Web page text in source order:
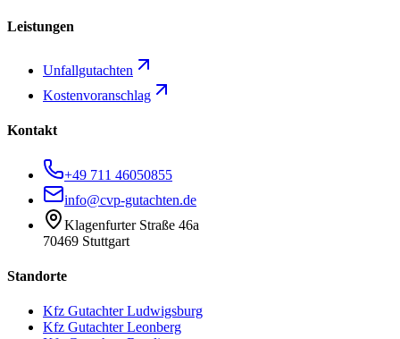
Leistungen
Unfallgutachten
Kostenvoranschlag
Kontakt
+49 711 46050855
info@cvp-gutachten.de
Klagenfurter Straße 46a
70469 Stuttgart
Standorte
Kfz GutachterLudwigsburg
Kfz GutachterLeonberg